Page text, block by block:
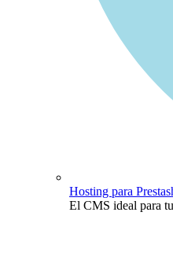
Hosting para
El CMS ideal para